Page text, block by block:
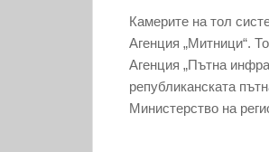
Камерите на тол
Агенция „Митници“.
Агенция „Пътна
републиканската
Министерство на